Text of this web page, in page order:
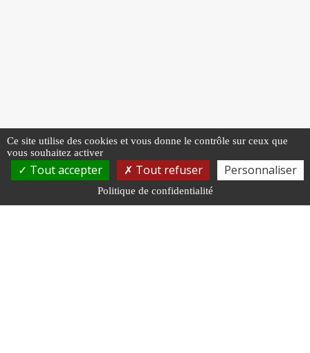
NOUS RENDRE VISITE
Ce site utilise des cookies et vous donne le contrôle sur ceux que
vous souhaitez activer
Tout accepter Tout refuser Personnaliser
Politique de confidentialité